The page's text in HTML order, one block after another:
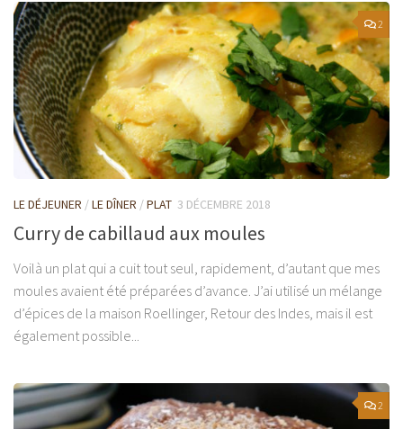
2
LE DÉJEUNER /LE DÎNER /PLAT 3 DÉCEMBRE 2018
Curry de cabillaud aux moules
Voilà un plat qui a cuit tout seul, rapidement, d’autant que mes
moules avaient été préparées d’avance. J’ai utilisé un mélange
d’épices de la maison Roellinger, Retour des Indes, mais il est
également possible...
2